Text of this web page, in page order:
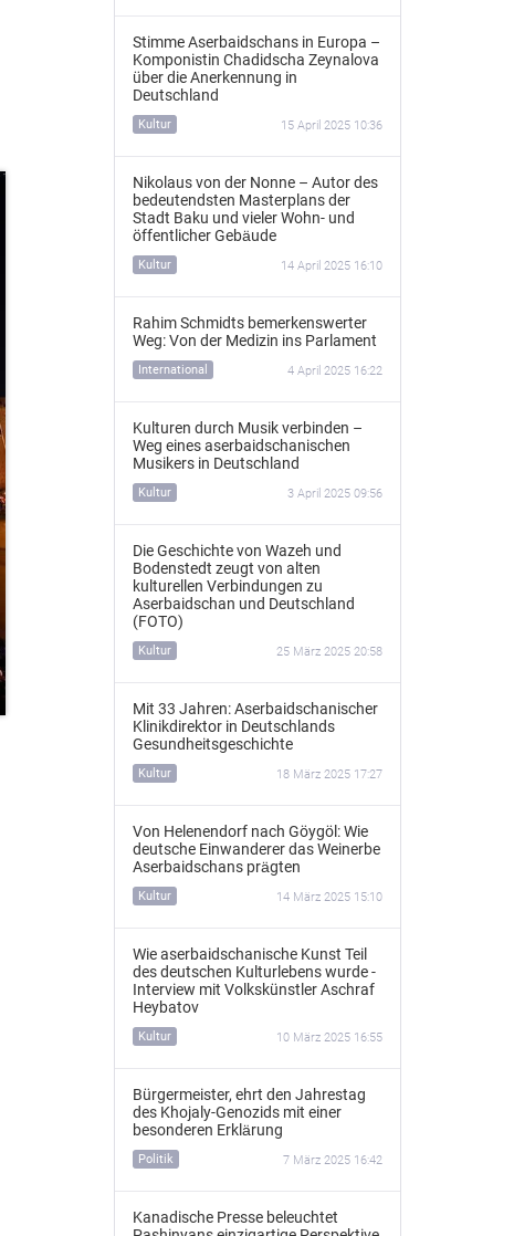
Stimme Aserbaidschans in Europa –
Komponistin Chadidscha Zeynalova
über die Anerkennung in
Deutschland
Kultur 15 April 2025 10:36
Nikolaus von der Nonne – Autor des
bedeutendsten Masterplans der
Stadt Baku und vieler Wohn- und
öffentlicher Gebäude
Kultur 14 April 2025 16:10
Rahim Schmidts bemerkenswerter
Weg: Von der Medizin ins Parlament
International 4 April 2025 16:22
Kulturen durch Musik verbinden –
Weg eines aserbaidschanischen
Musikers in Deutschland
Kultur 3 April 2025 09:56
Die Geschichte von Wazeh und
Bodenstedt zeugt von alten
kulturellen Verbindungen zu
Aserbaidschan und Deutschland
(FOTO)
Kultur 25 März 2025 20:58
Mit 33 Jahren: Aserbaidschanischer
Klinikdirektor in Deutschlands
Gesundheitsgeschichte
Kultur 18 März 2025 17:27
Von Helenendorf nach Göygöl: Wie
deutsche Einwanderer das Weinerbe
Aserbaidschans prägten
Kultur 14 März 2025 15:10
Wie aserbaidschanische Kunst Teil
des deutschen Kulturlebens wurde -
Interview mit Volkskünstler Aschraf
Heybatov
Kultur 10 März 2025 16:55
Bürgermeister, ehrt den Jahrestag
des Khojaly-Genozids mit einer
besonderen Erklärung
Politik 7 März 2025 16:42
Kanadische Presse beleuchtet